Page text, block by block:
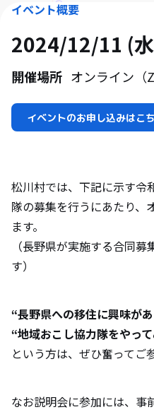
イベント概要
2024/12/11 (
開催場所 オンライン（
イベントのお申し込みはこ
松川村では、下記に示す令
隊の募集を行うにあたり、
ます。
（長野県が実施する合同
す）
“長野県への移住に興味が
“地域おこし協力隊をやっ
という方は、ぜひ奮ってご
なお説明会に参加には、事